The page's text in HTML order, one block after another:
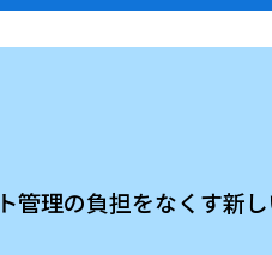
理の負担をなくす新